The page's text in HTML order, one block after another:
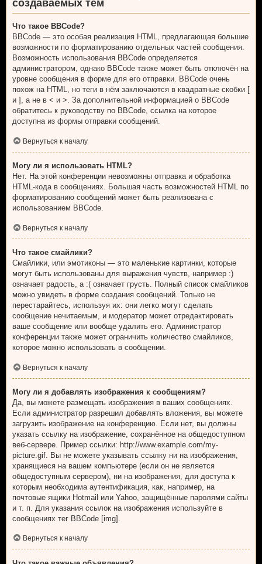
создаваемых тем
Что такое BBCode?
BBCode — это особая реализация HTML, предлагающая большие
возможности по форматированию отдельных частей сообщения.
Возможность использования BBCode определяется
администратором, однако BBCode также может быть отключён на
уровне сообщения в форме для его отправки. BBCode очень
похож на HTML, но теги в нём заключаются в квадратные скобки [
и ], а не в < и >. За дополнительной информацией о BBCode
обратитесь к руководству по BBCode, ссылка на которое
доступна из формы отправки сообщений.
Вернуться к началу
Могу ли я использовать HTML?
Нет. На этой конференции невозможны отправка и обработка
HTML-кода в сообщениях. Большая часть возможностей HTML по
форматированию сообщений может быть реализована с
использованием BBCode.
Вернуться к началу
Что такое смайлики?
Смайлики, или эмотиконы — это маленькие картинки, которые
могут быть использованы для выражения чувств, например :)
означает радость, а :( означает грусть. Полный список смайликов
можно увидеть в форме создания сообщений. Только не
перестарайтесь, используя их: они легко могут сделать
сообщение нечитаемым, и модератор может отредактировать
ваше сообщение или вообще удалить его. Администратор
конференции также может ограничить количество смайликов,
которое можно использовать в сообщении.
Вернуться к началу
Могу ли я добавлять изображения к сообщениям?
Да, вы можете размещать изображения в ваших сообщениях.
Если администратор разрешил добавлять вложения, вы можете
загрузить изображение на конференцию. Если нет, вы должны
указать ссылку на изображение, сохранённое на общедоступном
веб-сервере. Пример ссылки: http://www.example.com/my-
picture.gif. Вы не можете указывать ссылку ни на изображения,
хранящиеся на вашем компьютере (если он не является
общедоступным сервером), ни на изображения, для доступа к
которым необходима аутентификация, как, например, на
почтовые ящики Hotmail или Yahoo, защищённые паролями сайты
и т. п. Для указания ссылок на изображения используйте в
сообщениях тег BBCode [img].
Вернуться к началу